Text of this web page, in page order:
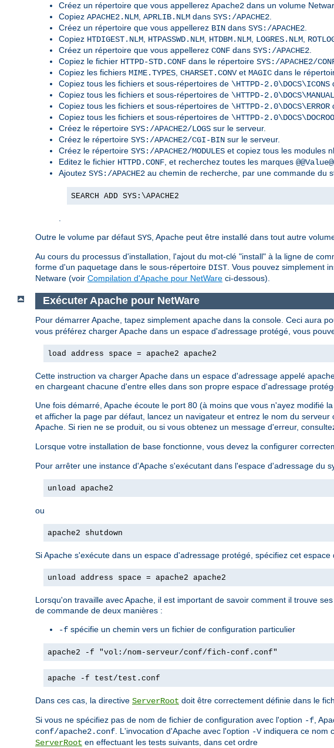
Créez un répertoire que vous appellerez Apache2 dans un volume
Copiez APACHE2.NLM, APRLIB.NLM dans SYS:/APACHE2.
Créez un répertoire que vous appellerez BIN dans SYS:/APACHE2.
Copiez HTDIGEST.NLM, HTPASSWD.NLM, HTDBM.NLM, LOGRES.NLM,
Créez un répertoire que vous appellerez CONF dans SYS:/APACHE2.
Copiez le fichier HTTPD-STD.CONF dans le répertoire SYS:/APACHE2/
Copiez les fichiers MIME.TYPES, CHARSET.CONVet MAGIC dans le
Copiez tous les fichiers et sous-répertoires de \HTTPD-2.0\DOCS\ICONS
Copiez tous les fichiers et sous-répertoires de \HTTPD-2.0\DOCS\MANUAL
Copiez tous les fichiers et sous-répertoires de \HTTPD-2.0\DOCS\ERROR
Copiez tous les fichiers et sous-répertoires de \HTTPD-
Créez le répertoire SYS:/APACHE2/LOGS sur le serveur.
Créez le répertoire SYS:/APACHE2/CGI-BIN sur le serveur.
Créez le répertoire SYS:/APACHE2/MODULES et copiez tous les modules
Editez le fichier HTTPD.CONF, et recherchez toutes les marques
Ajoutez SYS:/APACHE2 au chemin de recherche, par une commande du
SEARCH ADD SYS:\APACHE2
.
Outre le volume par défaut SYS, Apache peut être installé dans tout autre
Au cours du processus d'installation, l'ajout du mot-clé "install" à la ligne de
forme d'un paquetage dans le sous-répertoire DIST. Vous pouvez simplement
Netware (voir Compilation d'Apache pour NetWare ci-dessous).
Exécuter Apache pour NetWare
Pour démarrer Apache, tapez simplement apache dans la console. Ceci aura
vous préférez charger Apache dans un espace d'adressage protégé, vous
load address space = apache2 apache2
Cette instruction va charger Apache dans un espace d'adressage appelé
en chargeant chacune d'entre elles dans son propre espace d'adressage
Une fois démarré, Apache écoute le port 80 (à moins que vous n'ayez modifié
et afficher la page par défaut, lancez un navigateur et entrez le nom du
Apache. Si rien ne se produit, ou si vous obtenez un message d'erreur,
Lorsque votre installation de base fonctionne, vous devez la configurer
Pour arrêter une instance d'Apache s'exécutant dans l'espace d'adressage du
unload apache2
ou
apache2 shutdown
Si Apache s'exécute dans un espace d'adressage protégé, spécifiez cet
unload address space = apache2 apache2
Lorsqu'on travaille avec Apache, il est important de savoir comment il trouve
de commande de deux manières :
-f spécifie un chemin vers un fichier de configuration particulier
apache2 -f "vol:/nom-serveur/conf/fich-conf.conf"
apache -f test/test.conf
Dans ces cas, la directive ServerRoot doit être correctement définie dans le
Si vous ne spécifiez pas de nom de fichier de configuration avec l'option -f ,
conf/apache2.conf . L'invocation d'Apache avec l'option -Vindiquera ce nom
ServerRoot en effectuant les tests suivants, dans cet ordre